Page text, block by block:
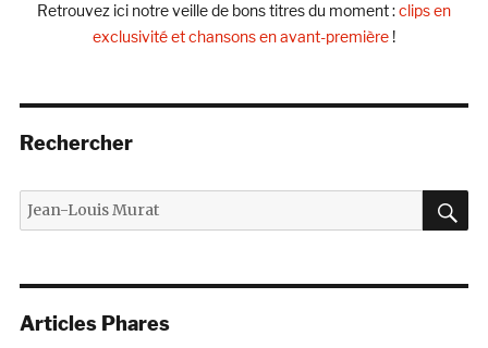
Retrouvez ici notre veille de bons titres du moment :clips en
exclusivité et chansons en avant-première !
Rechercher
Recherche
pour :
Articles Phares